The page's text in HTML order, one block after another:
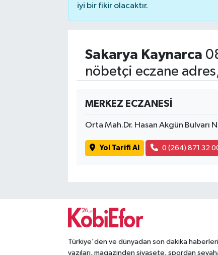
iyi bir fikir olacaktır.
Sakarya Kaynarca
nöbetçi eczane
MERKEZ ECZANESİ
Orta Mah.Dr. Hasan Akgün Bulvarı
Yol Tarifi Al 0 (264) 871 32
Türkiye'den ve dünyadan son dakika
yazıları, magazinden siyasete, spordan